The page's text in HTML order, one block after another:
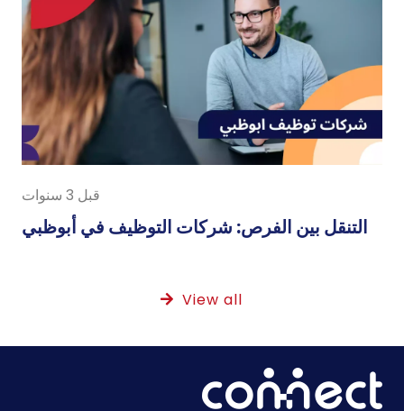
قبل 3 سنوات
التنقل بين الفرص: شركات التوظيف في أبوظبي
View all